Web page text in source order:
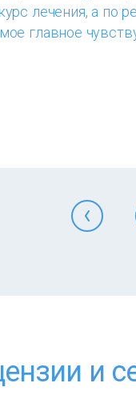
лечения, а по
главное
и